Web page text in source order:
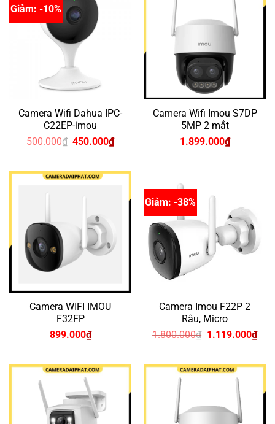
Giảm: -10%
Camera Wifi Dahua IPC-
C22EP-imou
500.000₫ Giá
500.000₫.
450.000₫Giá
là:
Camera Wifi Imou S7DP
5MP 2 mắt
1.899.000₫
Camera WIFI IMOU
F32FP
899.000₫
Giảm: -38%
Camera Imou F22P 2
Râu, Micro
1.800.000₫ Giá
1.800.000₫.
1.119.000₫Giá
hiện
là: